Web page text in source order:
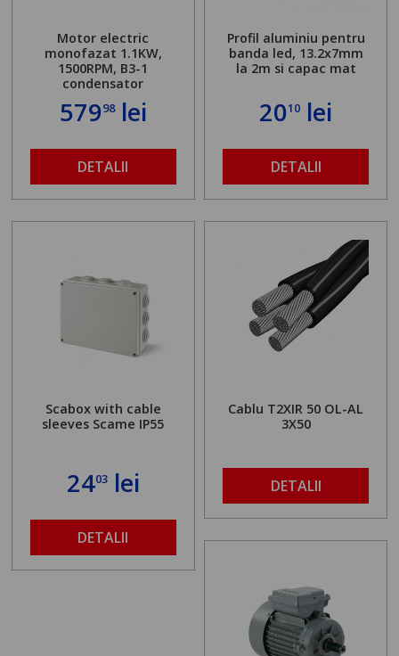
Motor electric
monofazat 1.1KW,
1500RPM, B3-1
condensator
57998lei
DETALII
Profil aluminiu pentru
banda led, 13.2x7mm
la 2m si capac mat
2010 lei
DETALII
Scabox with cable
sleeves Scame IP55
2403lei
DETALII
Cablu T2XIR 50 OL-AL
3X50
DETALII